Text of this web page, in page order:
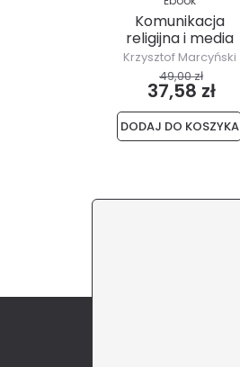
Komunikacja
religijna i media
Krzysztof Marcyński
49,00 zł
37,58 zł
DODAJ DO KOSZYKA